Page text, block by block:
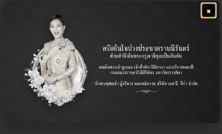
Idler Arm / กล้องยาพวงมาลัย
Pickup / รถกระบะ
โตโยต้า ไทเกอร์ D4D
฿960.00
ฮอนด้า แอคคอร์ด 1994-1997
฿880.00
×